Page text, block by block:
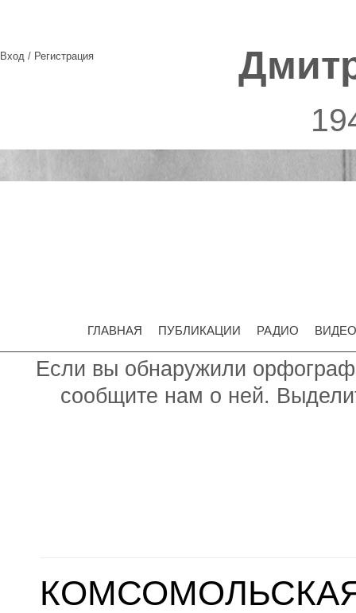
Вход / Регистрация
ГЛАВНАЯ ПУБЛИКАЦИИ РАДИО ВИДЕО
Если вы обнаружили
сообщите нам о ней.